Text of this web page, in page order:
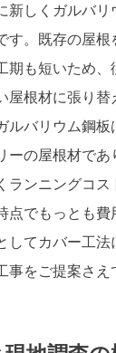
新しくガルバリ
す。既存の屋根
期も短いため、
屋根材に張り替
ルバリウム鋼板
ーの屋根材であ
ランニングコ
点でもっとも費
してカバー工法
事をご提案さえ